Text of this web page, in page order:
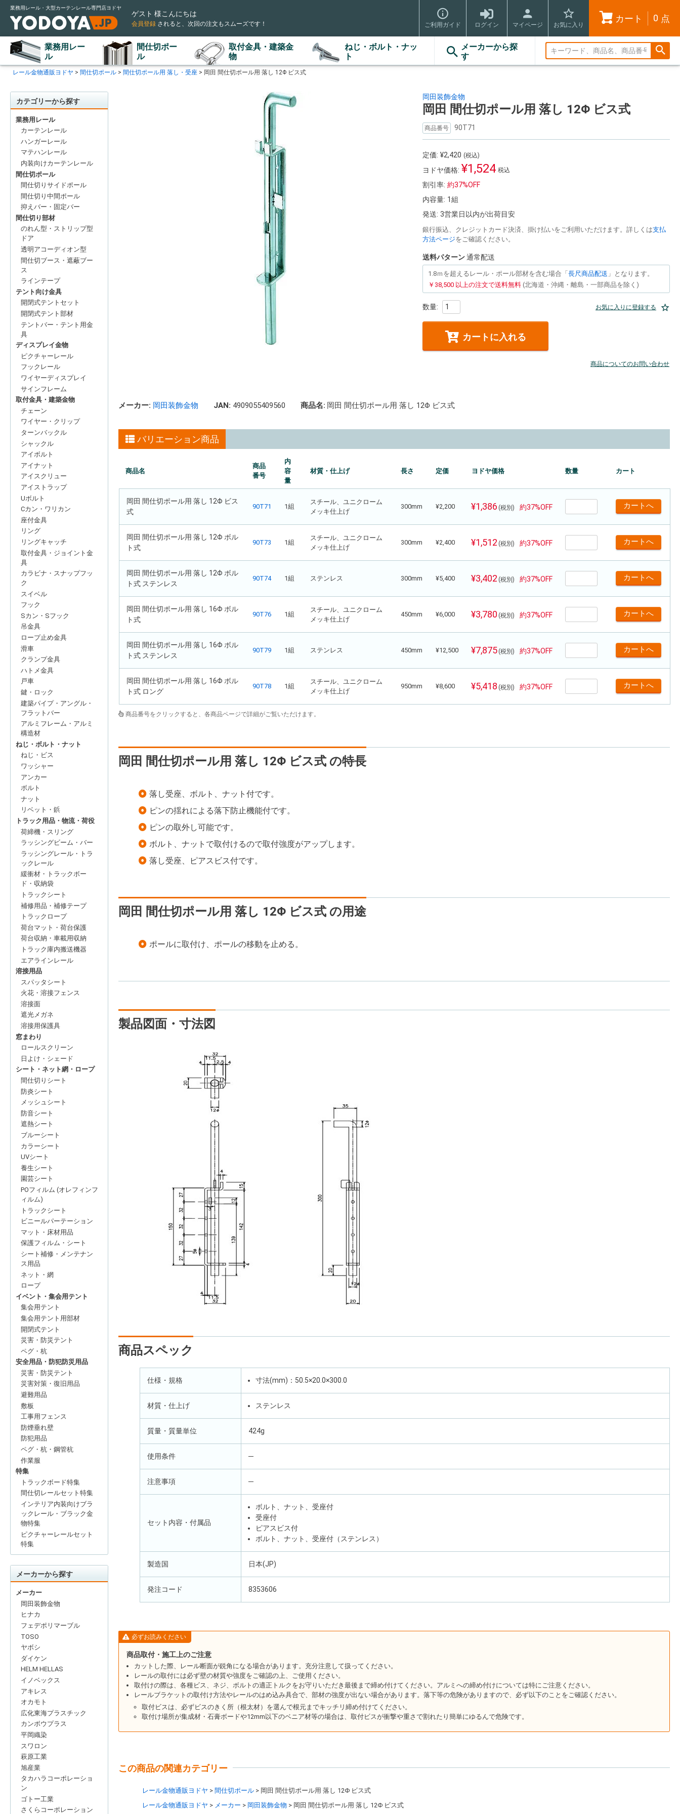
業務用レール・大型カーテンレール専門店ヨドヤ
ゲスト 様こんにちは
会員登録 されると 、次回の注文もスムーズです！ ご利用ガイド ログイン マイページ お気に入り
カート 0 点
業務用レー
ル
間仕切ポー
ル
取付金具・建築金
物
ねじ・ボルト・ナッ
ト
メーカーから探
す
検索
レール金物通販ヨドヤ 間仕切ポール 間仕切ポール用 落し・受座 岡田 間仕切ポール用 落し 12Φ ビス式
カテゴリーから探す
業務用レール
カーテンレール
ハンガーレール
マテハンレール
内装向けカーテンレール
間仕切ポール
間仕切りサイドポール
間仕切り中間ポール
抑えバー・固定バー
間仕切り部材
のれん型・ストリップ型
ドア
透明アコーディオン型
間仕切ブース・遮蔽ブー
ス
ラインテープ
テント向け金具
開閉式テントセット
開閉式テント部材
テントバー・テント用金
具
ディスプレイ金物
ピクチャーレール
フックレール
ワイヤーディスプレイ
サインフレーム
取付金具・建築金物
チェーン
ワイヤー・クリップ
ターンバックル
シャックル
アイボルト
アイナット
アイスクリュー
アイストラップ
Uボルト
Cカン・ワリカン
座付金具
リング
リングキャッチ
取付金具・ジョイント金
具
カラビナ・スナップフッ
ク
スイベル
フック
Sカン・Sフック
吊金具
ロープ止め金具
滑車
クランプ金具
ハトメ金具
戸車
鍵・ロック
建築パイプ・アングル・
フラットバー
アルミフレーム・アルミ
構造材
ねじ・ボルト・ナット
ねじ・ビス
ワッシャー
アンカー
ボルト
ナット
リベット・鋲
トラック用品・物流・荷役
荷締機・スリング
ラッシングビーム・バー
ラッシングレール・トラ
ックレール
緩衝材・トラックボー
ド・収納袋
トラックシート
補修用品・補修テープ
トラックロープ
荷台マット・荷台保護
荷台収納・車載用収納
トラック庫内搬送機器
エアラインレール
溶接用品
スパッタシート
火花・溶接フェンス
溶接面
遮光メガネ
溶接用保護具
窓まわり
ロールスクリーン
日よけ・シェード
シート・ネット網・ロープ
間仕切りシート
防炎シート
メッシュシート
防音シート
遮熱シート
ブルーシート
カラーシート
UVシート
養生シート
園芸シート
POフィルム (オレフィンフ
ィルム)
トラックシート
ビニールパーテーション
マット・床材用品
保護フィルム・シート
シート補修・メンテナン
ス用品
ネット・網
ロープ
イベント・集会用テント
集会用テント
集会用テント用部材
開閉式テント
災害・防災テント
ペグ・杭
安全用品・防犯防災用品
災害・防災テント
災害対策・復旧用品
避難用品
敷板
工事用フェンス
防煙垂れ壁
防犯用品
ペグ・杭・鋼管杭
作業服
特集
トラックボード特集
間仕切レールセット特集
インテリア内装向けブラ
ックレール・ブラック金
物特集
ピクチャーレールセット
特集
メーカーから探す
メーカー
岡田装飾金物
ヒナカ
フェデポリマーブル
TOSO
ヤボシ
ダイケン
HELM HELLAS
イノベックス
アキレス
オカモト
広化東海プラスチック
カンボウプラス
平岡織染
スワロン
萩原工業
旭産業
タカハラコーポレーショ
ン
ゴトー工業
さくらコーポレーション
岡田装飾金物
岡田 間仕切ポール用 落し 12Φ ビス式
商品番号 90T71
定価: ¥2,420 (税込)
ヨドヤ価格: ¥1,524 税込
割引率: 約37%OFF
内容量: 1組
発送: 3営業日以内が出荷目安
銀行振込、クレジットカード決済、掛け払いをご利用いただけます。詳しくは支払
方法ページをご確認ください。
送料パターン通常配送
1.8ｍを超えるレール・ポール部材を含む場合「長尺商品配送 」となります。
￥38,500 以上の注文で送料無料 (北海道・沖縄・離島・一部商品を除く)
お気に入りに登録する
カートに入れる
商品についてのお問い合わせ
メーカー: 岡田装飾金物 JAN: 4909055409560 商品名: 岡田 間仕切ポール用 落し 12Φ ビス式
バリエーション商品
商品名
商品
番号
内
容
量
材質・仕上げ 長さ 定価 ヨドヤ価格 数量 カート
岡田 間仕切ポール用 落し 12Φ ビス
式
90T71 1組
スチール、ユニクローム
メッキ仕上げ
300mm ¥2,200 ¥1,386 (税別) 約37%OFF
岡田 間仕切ポール用 落し 12Φ ボル
ト式
90T73 1組
スチール、ユニクローム
メッキ仕上げ
300mm ¥2,400 ¥1,512 (税別) 約37%OFF
岡田 間仕切ポール用 落し 12Φ ボル
ト式 ステンレス
90T74 1組 ステンレス 300mm ¥5,400 ¥3,402 (税別) 約37%OFF
岡田 間仕切ポール用 落し 16Φ ボル
ト式
90T76 1組
スチール、ユニクローム
メッキ仕上げ
450mm ¥6,000 ¥3,780 (税別) 約37%OFF
岡田 間仕切ポール用 落し 16Φ ボル
ト式 ステンレス
90T79 1組 ステンレス 450mm ¥12,500 ¥7,875 (税別) 約37%OFF
岡田 間仕切ポール用 落し 16Φ ボル
ト式 ロング
90T78 1組
スチール、ユニクローム
メッキ仕上げ
950mm ¥8,600 ¥5,418 (税別) 約37%OFF
商品番号をクリックすると、各商品ページで詳細がご覧いただけます。
岡田 間仕切ポール用 落し 12Φ ビス式 の特長
落し受座、ボルト、ナット付です。
ピンの揺れによる落下防止機能付です。
ピンの取外し可能です。
ボルト、ナットで取付けるので取付強度がアップします。
落し受座、ピアスビス付です。
岡田 間仕切ポール用 落し 12Φ ビス式 の用途
ポールに取付け、ポールの移動を止める。
製品図面・寸法図
商品スペック
仕様・規格 寸法(mm)：50.5×20.0×300.0
材質・仕上げ ステンレス
質量・質量単位 424g
使用条件 ─
注意事項 ─
セット内容・付属品
ボルト、ナット、受座付
受座付
ピアスビス付
ボルト、ナット、受座付（ステンレス）
製造国 日本(JP)
発注コード 8353606
必ずお読みください
商品取付・施工上のご注意
カットした際、レール断面が鋭角になる場合があります。充分注意して扱ってください。
レールの取付には必ず壁の材質や強度をご確認の上、ご使用ください。
取付けの際は、各種ビス、ネジ、ボルトの適正トルクをお守りいただき最後まで締め付けてください。アルミへの締め付けについては特にご注意ください。
レールブラケットの取付け方法やレールのはめ込み具合で、部材の強度が出ない場合があります。落下等の危険がありますので、必ず以下のことをご確認ください。
取付ビスは、必ずビスのきく所（根太材）を選んで根元までキッチリ締め付けてください。
取付け場所が集成材・石膏ボードや12mm以下のベニア材等の場合は、取付ビスが衝撃や重さで割れたり簡単にゆるんで危険です。
この商品の関連カテゴリー
レール金物通販ヨドヤ 間仕切ポール
岡田 間仕切ポール用 落し 12Φ ビス式
レール金物通販ヨドヤ
メーカー 岡田装飾金物 岡田 間仕切ポール用 落し 12Φ ビス式